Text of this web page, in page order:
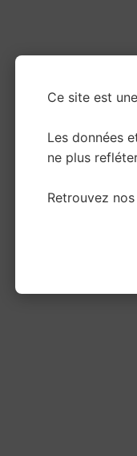
Ce site est
Les données
ne plus
Retrouvez